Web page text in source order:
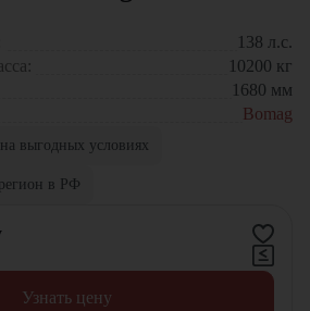
138 л.с.
10200 кг
1680 мм
Bomag
выгодных условиях
в РФ
Узнать цену